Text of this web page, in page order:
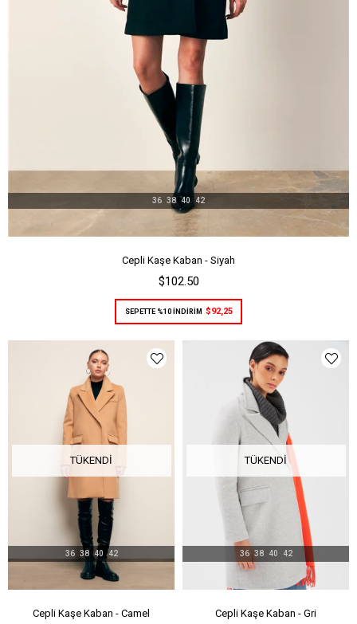
Cepli Kaşe Kaban - Siyah
$102.50
36 38 40 42
SEPETTE %10 İNDİRİM $92,25
TÜKENDI
Cepli Kaşe Kaban - Camel
36 38 40 42
TÜKENDI
Cepli Kaşe Kaban - Gri
36 38 40 42